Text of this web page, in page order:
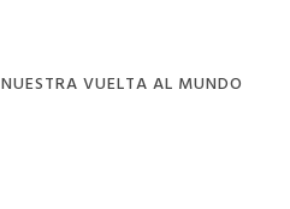
NUESTRA VUELTA AL MUNDO